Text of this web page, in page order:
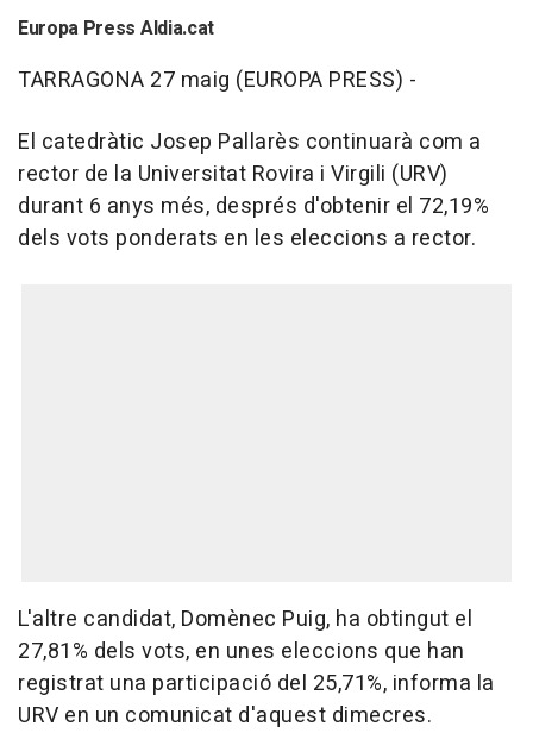
Europa Press Aldia.cat
TARRAGONA 27 maig (EUROPA PRESS) -
El catedràtic Josep Pallarès continuarà com a
rector de la Universitat Rovira i Virgili (URV)
durant 6 anys més, després d'obtenir el 72,19%
dels vots ponderats en les eleccions a rector.
L'altre candidat, Domènec Puig, ha obtingut el
27,81% dels vots, en unes eleccions que han
registrat una participació del 25,71%, informa la
URV en un comunicat d'aquest dimecres.